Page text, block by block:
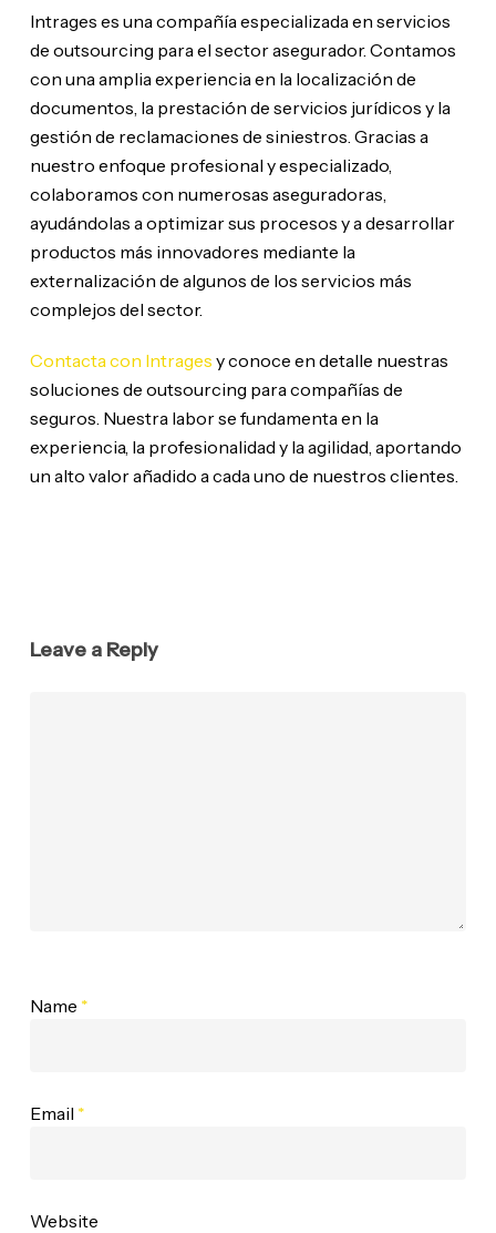
Intrages es una compañía especializada en servicios
de outsourcing para el sector asegurador. Contamos
con una amplia experiencia en la localización de
documentos, la prestación de servicios jurídicos y la
gestión de reclamaciones de siniestros. Gracias a
nuestro enfoque profesional y especializado,
colaboramos con numerosas aseguradoras,
ayudándolas a optimizar sus procesos y a desarrollar
productos más innovadores mediante la
externalización de algunos de los servicios más
complejos del sector.
Contacta con Intrages y conoce en detalle nuestras
soluciones de outsourcing para compañías de
seguros. Nuestra labor se fundamenta en la
experiencia, la profesionalidad y la agilidad, aportando
un alto valor añadido a cada uno de nuestros clientes.
Leave a Reply
Name *
Email *
Website